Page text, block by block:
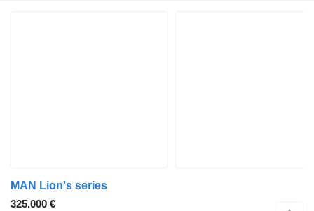
MAN Lion's series
325.000 €